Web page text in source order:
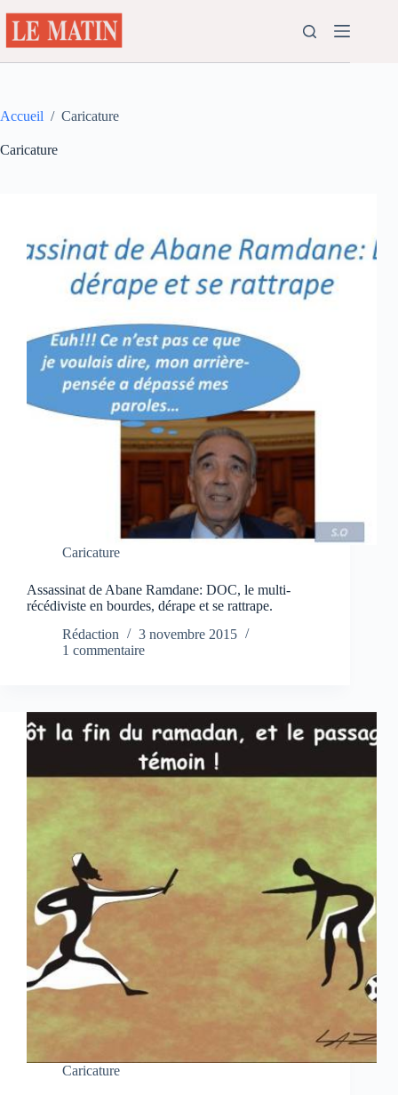
au
contenu
Accueil / Caricature
Caricature
Caricature
Assassinat de Abane Ramdane: DOC, le multi-
récédiviste en bourdes, dérape et se rattrape.
Rédaction
3 novembre 2015
1 commentaire
Caricature